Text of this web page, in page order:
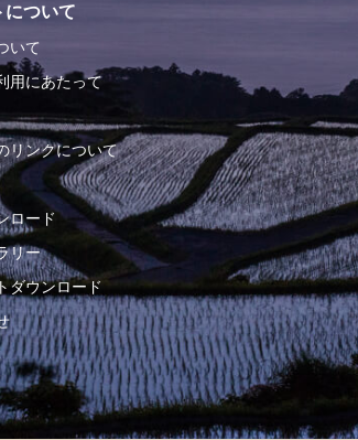
について
いて
用にあたって
リンクについて
ロード
リー
ダウンロード